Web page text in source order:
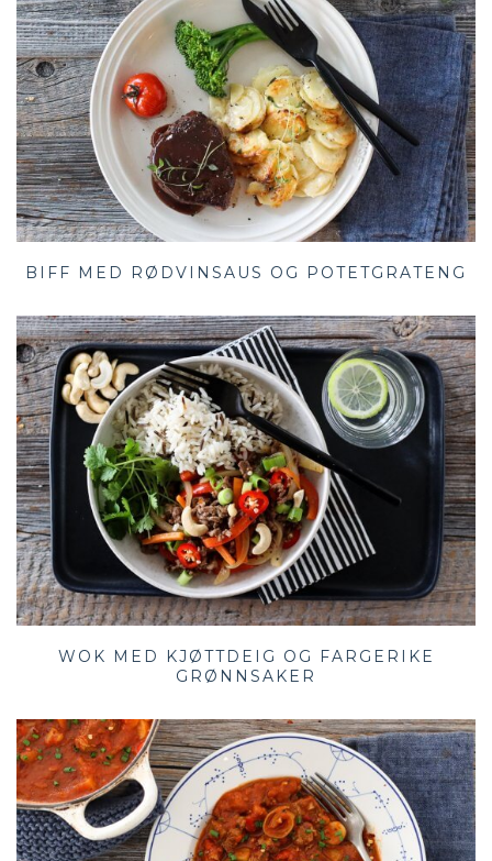
BIFF MED RØDVINSAUS OG POTETGRATENG
WOK MED KJØTTDEIG OG FARGERIKE
GRØNNSAKER